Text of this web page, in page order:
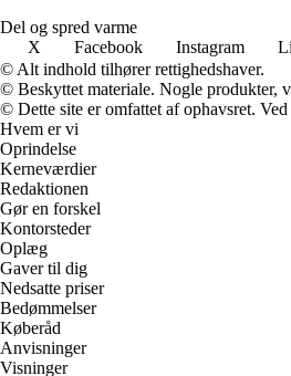
Del og spred varme
X
Facebook Instagram
© Alt indhold tilhører rettighedshaver.
© Beskyttet materiale. Nogle produkter,
© Dette site er omfattet af ophavsret.
Hvem er vi
Oprindelse
Kerneværdier
Redaktionen
Gør en forskel
Kontorsteder
Oplæg
Gaver til dig
Nedsatte priser
Bedømmelser
Køberåd
Anvisninger
Visninger